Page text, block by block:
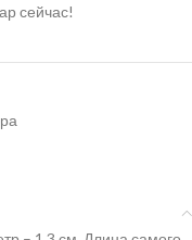
сейчас!